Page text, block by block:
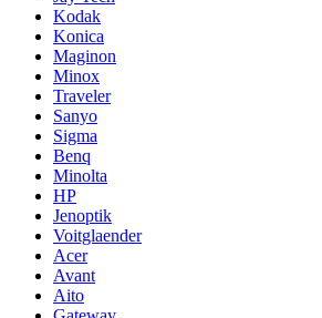
Kodak
Konica
Maginon
Minox
Traveler
Sanyo
Sigma
Benq
Minolta
HP
Jenoptik
Voitglaender
Acer
Avant
Aito